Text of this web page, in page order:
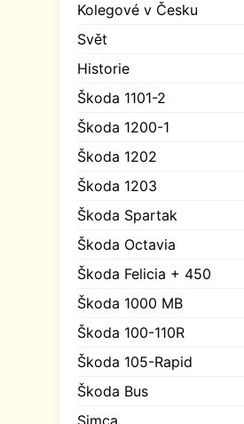
Kolegové v Česku
Svět
Historie
Škoda 1101-2
Škoda 1200-1
Škoda 1202
Škoda 1203
Škoda Spartak
Škoda Octavia
Škoda Felicia + 450
Škoda 1000 MB
Škoda 100-110R
Škoda 105-Rapid
Škoda Bus
Simca